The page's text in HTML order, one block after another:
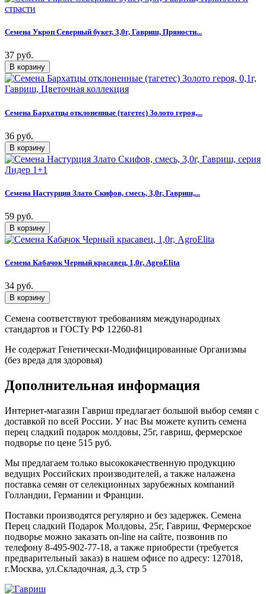
Семена Укроп Северный букет, 3,0г, Гавриш, Пряности...
37 руб.
Семена Бархатцы отклоненные (тагетес) Золото героя,...
36 руб.
Семена Настурция Злато Скифов, смесь, 3,0г, Гавриш,...
59 руб.
Семена Кабачок Черный красавец, 1,0г, AgroElita
34 руб.
Семена соответствуют требованиям международных
стандартов и ГОСТу РФ 12260-81
Не содержат Генетически-Модифицированные Организмы
(без вреда для здоровья)
Дополнительная информация
Интернет-магазин Гавриш предлагает большой выбор семян с
доставкой по всей России. У нас Вы можете купить семена
перец сладкий подарок молдовы, 25г, гавриш, фермерское
подворье по цене 515 руб.
Мы предлагаем только высококачественную продукцию
ведущих Российских производителей, а также налажена
поставка семян от селекционных зарубежных компаний
Голландии, Германии и Франции.
Поставки производятся регулярно и без задержек. Семена
Перец сладкий Подарок Молдовы, 25г, Гавриш, Фермерское
подворье можно заказать on-line на сайте, позвонив по
телефону 8-495-902-77-18, а также приобрести (требуется
предварительный заказ) в нашем офисе по адресу: 127018,
г.Москва, ул.Складочная, д.3, стр 5